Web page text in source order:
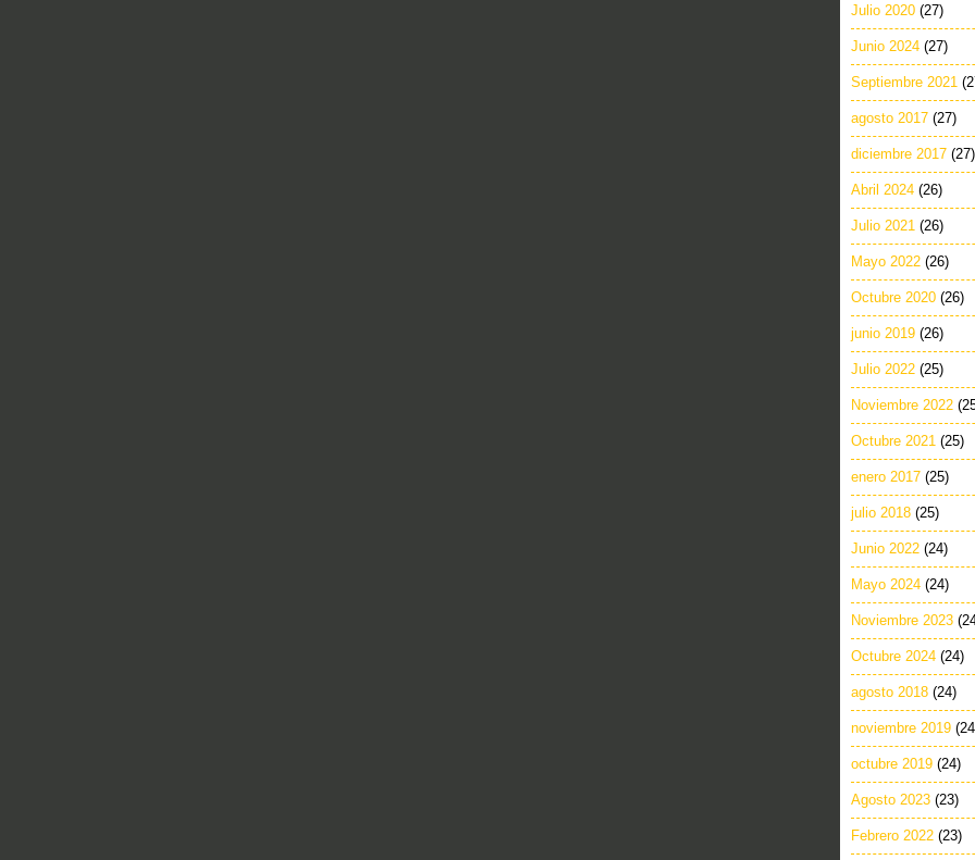
Julio 2020 (27)
Junio 2024 (27)
Septiembre 2021
agosto 2017 (27)
diciembre 2017 (27)
Abril 2024 (26)
Julio 2021 (26)
Mayo 2022 (26)
Octubre 2020 (26)
junio 2019 (26)
Julio 2022 (25)
Noviembre 2022
Octubre 2021 (25)
enero 2017 (25)
julio 2018 (25)
Junio 2022 (24)
Mayo 2024 (24)
Noviembre 2023
Octubre 2024 (24)
agosto 2018 (24)
noviembre 2019
octubre 2019 (24)
Agosto 2023 (23)
Febrero 2022 (23)